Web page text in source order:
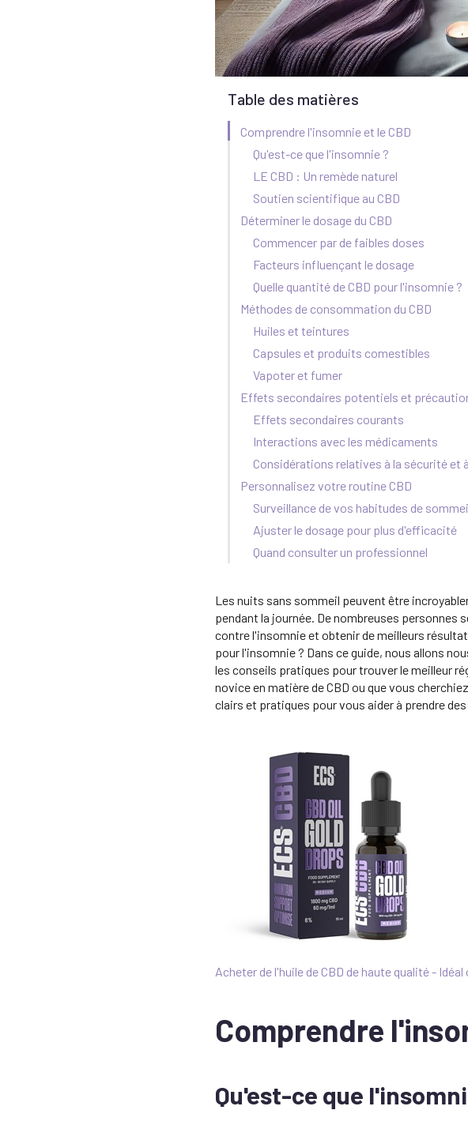
Table des matières
Comprendre l'insomnie et le CBD
Qu'est-ce que l'insomnie ?
LE CBD : Un remède naturel
Soutien scientifique au CBD
Déterminer le dosage du CBD
Commencer par de faibles doses
Facteurs influençant le dosage
Quelle quantité de CBD pour l'insomnie ?
Méthodes de consommation du CBD
Huiles et teintures
Capsules et produits comestibles
Vapoter et fumer
Effets secondaires potentiels et
Effets secondaires courants
Interactions avec les médicaments
Considérations relatives à la sécurité et
Personnalisez votre routine CBD
Surveillance de vos habitudes de
Ajuster le dosage pour plus d'efficacité
Quand consulter un professionnel
Les nuits sans sommeil peuvent être
pendant la journée. De nombreuses personnes
contre l'insomnie et obtenir de meilleurs
pour l'insomnie ? Dans ce guide, nous allons
les conseils pratiques pour trouver le meilleur
novice en matière de CBD ou que vous
clairs et pratiques pour vous aider à prendre
Acheter de l'huile de CBD de haute qualité -
Comprendre
Qu'est-ce que